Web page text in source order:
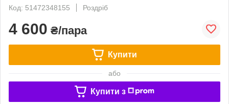
Код: 51472348155
Роздріб
4 600 ₴/пара
Купити
або
Купити з